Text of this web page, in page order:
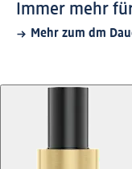
Immer mehr
Mehr zum dm